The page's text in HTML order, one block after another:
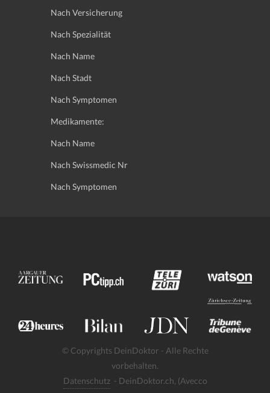
Nach Versicherung
Nach Spezialität
Nach Name
Nach Stadt
Nach Symptomen
Medikamente:
Nach Name
Nach Swissmedic Nr
Nach Symptomen
© Copyrights DeinDoktor - Alle Rechte
vorbehalten.
Datenschutz - DeinDoktor.ch, (Avecco